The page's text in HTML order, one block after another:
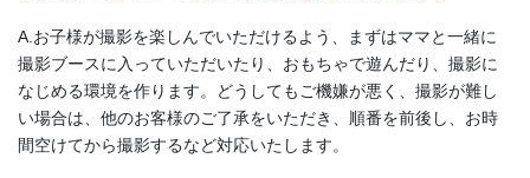
A.お子様が撮影を楽しんでいただけるよう、まずはママと一緒に
撮影ブースに入っていただいたり、おもちゃで遊んだり、撮影に
なじめる環境を作ります。どうしてもご機嫌が悪く、撮影が難し
い場合は、他のお客様のご了承をいただき、順番を前後し、お時
間空けてから撮影するなど対応いたします。